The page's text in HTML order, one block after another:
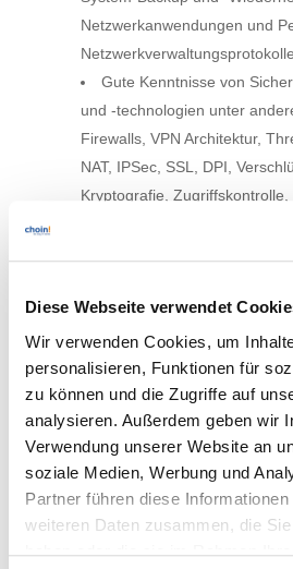
Diese Webseite verwendet
Wir verwenden Cookies, um
personalisieren, Funktionen für
zu können und die Zugriffe auf
analysieren. Außerdem geben wir
Verwendung unserer Website an
soziale Medien, Werbung und
Partner führen diese
weiteren Daten zusammen, die
haben oder die sie im Rahmen
Netzwerkanwendungen und
Netzwerkverwaltungsprotokolle
Gute Kenntnisse von
und -technologien unter
Firewalls, VPN Architektur,
NAT, IPSec, SSL, DPI,
Kryptografie, Zugriffskontrolle,
(SNSA) Zertifizierung
Kursdauer:2 Tage
Zeiten:jeweils 09:00 – 17:00
Preis:auf Anfrage
Termine:
Termine auf Anfrage